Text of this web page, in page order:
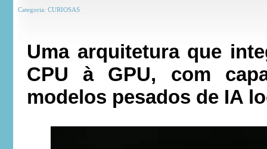
Categoria: CURIOSAS
Uma arquitetura que
CPU à GPU, com
modelos pesados de IA